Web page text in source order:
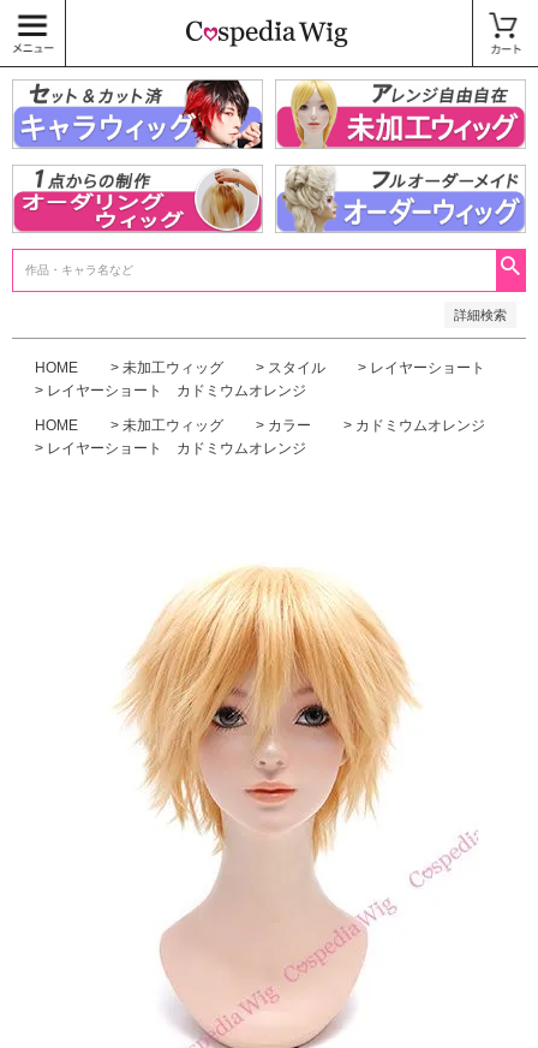
詳細検索
〜
商品タグ
キャラウィッグ
未加工ウィッグ
ベースウィッグ
衣装
SALE中
HOME 未加工ウィッグ スタイル
レイヤーショート
レイヤーショート カドミウムオレンジ
HOME 未加工ウィッグ カラー
カドミウムオレンジ
レイヤーショート カドミウムオレンジ